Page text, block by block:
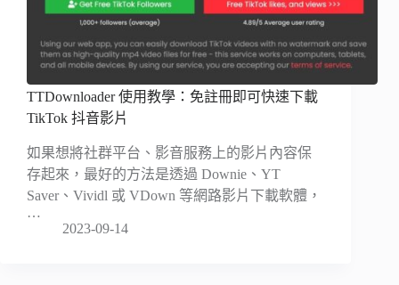
TTDownloader 使用教學：免註冊即可快速下載
TikTok 抖音影片
如果想將社群平台、影音服務上的影片內容保
存起來，最好的方法是透過 Downie、YT
Saver、Vividl 或 VDown 等網路影片下載軟體，
…
2023-09-14